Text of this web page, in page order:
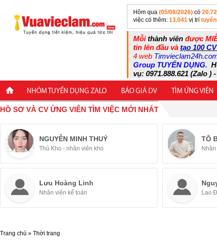
Hôm qua (05/08/2026) có
việc có thêm: 13.041 vị trí
Mỗithành viên được
tin lên đầu và tạo 100
4 web
Group TUYỂN DỤNG.
vụ: 0971.888.621 (Zalo )
NHÓM TUYỂN DỤNG ZALO BÁO GIÁ DV TÌM ỨNG VIÊN
HỒ SƠ VÀ CV ỨNG VIÊN TÌM VIỆC MỚI NHẤT
NGUYỄN MINH THUÝ
Thủ Kho - nhân viên kho
TÔ
Lưu Hoàng Linh
Nhân viên kế toán Lao
Trang chủ » Thời trang